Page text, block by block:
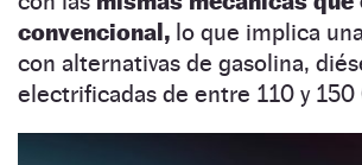
convencional, lo que implica
con alternativas de gasolina,
electrificadas de entre 110 y 150